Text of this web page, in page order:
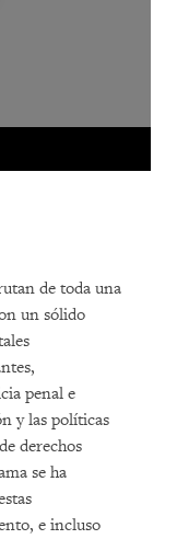
de toda una
un sólido
penal e
y las políticas
derechos
se ha
e incluso